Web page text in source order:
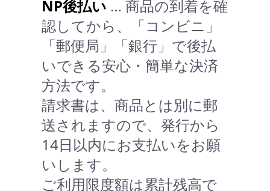
NP後払い … 商品の到着を確
認してから、「コンビニ」
「郵便局」「銀行」で後払
いできる安心・簡単な決済
方法です。
請求書は、商品とは別に郵
送されますので、発行から
14日以内にお支払いをお願
いします。
ご利用限度額は累計残高で